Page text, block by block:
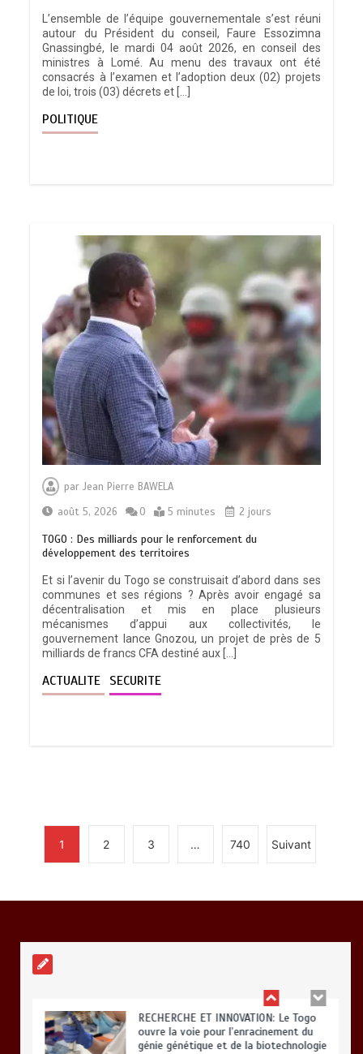
L’ensemble de l’équipe gouvernementale s’est réuni
autour du Président du conseil, Faure Essozimna
Gnassingbé, le mardi 04 août 2026, en conseil des
ministres à Lomé. Au menu des travaux ont été
consacrés à l’examen et l’adoption deux (02) projets
de loi, trois (03) décrets et […]
POLITIQUE
parJean Pierre BAWELA
août 5, 2026
0 5 minutes 2 jours
TOGO : Des milliards pour le renforcement du
développement des territoires
Et si l’avenir du Togo se construisait d’abord dans ses
communes et ses régions ? Après avoir engagé sa
décentralisation et mis en place plusieurs
mécanismes d’appui aux collectivités, le
gouvernement lance Gnozou, un projet de près de 5
milliards de francs CFA destiné aux […]
ACTUALITE SECURITE
1 2 3 … 740 Suivant
RECHERCHE ET INNOVATION: Le Togo
génie génétique et de la biotechnologie
3 minutes
TOGO : Bon vent dans les secteurs des
transports et du tourisme
0 4 minutes
RECHERCHE ET INNOVATION: Le Togo
ouvre la voie pour l’enracinement du
génie génétique et de la biotechnologie